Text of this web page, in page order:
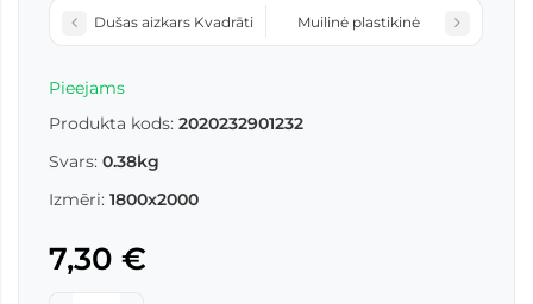
Dušas aizkars Kvadrāti Muilinė plastikinė
Pieejams
Produkta kods: 2020232901232
Svars: 0.38kg
Izmēri: 1800x2000
7,30 €